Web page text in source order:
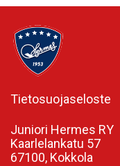
Tietosuojaseloste
Juniori Hermes RY
Kaarlelankatu 57
67100, Kokkola